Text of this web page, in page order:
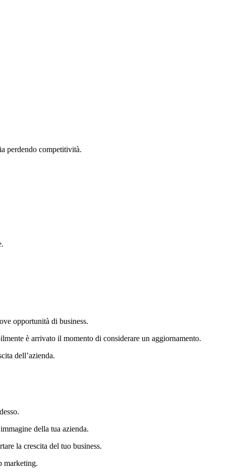
perdendo competitività.
opportunità di business.
è arrivato il momento di considerare un aggiornamento.
dell’azienda.
della tua azienda.
la crescita del tuo business.
marketing.